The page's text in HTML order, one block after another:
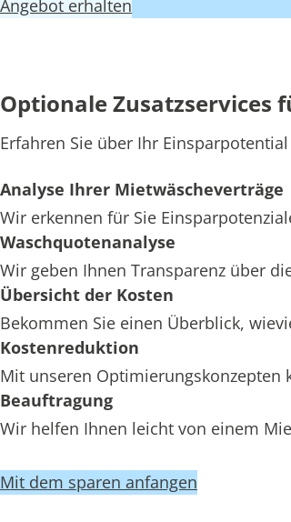
Angebot erhalten
Optionale Zusatzservices
Erfahren Sie über Ihr
Analyse Ihrer Mietwäscheverträge
Wir erkennen für Sie
Waschquotenanalyse
Wir geben Ihnen Transparenz über
Übersicht der Kosten
Bekommen Sie einen Überblick,
Kostenreduktion
Mit unseren Optimierungskonzepten
Beauftragung
Wir helfen Ihnen leicht von einem
Mit dem sparen anfangen